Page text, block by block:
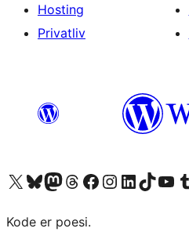
Hosting
Privatliv
Besøg vores X (tidligere Twitter) konto
Besøg vores Bluesky-konto
Besøg vores Mastodon konto
Besøg vores Threads-konto
Besøg vores Facebook sideBesøg vores Instagram konto
Besøg vores LinkedIn konto
Besøg vores TikTok-konto
Besøg vores
Kode er poesi.